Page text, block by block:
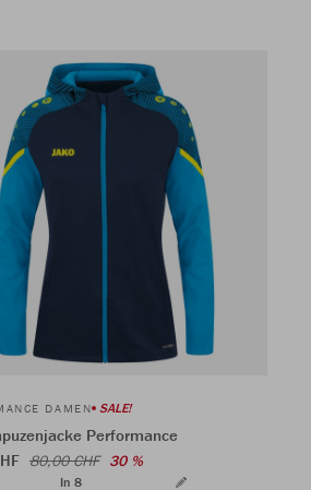
DAMEN SALE!
Performance
80,00 CHF 30 %
In 8